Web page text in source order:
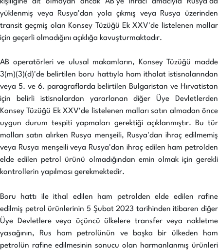
yüklenmiş veya Rusya'dan yola çıkmış veya Rusya üzerinden
transit geçmiş olan Konsey Tüzüğü Ek XXV'de listelenen mallar
için geçerli olmadığını açıklığa kavuşturmaktadır.
AB operatörleri ve ulusal makamların, Konsey Tüzüğü madde
3(m)(3)(d)'de belirtilen boru hattıyla ham ithalat istisnalarından
veya 5. ve 6. paragraflarda belirtilen Bulgaristan ve Hırvatistan
için belirli istisnalardan yararlanan diğer Üye Devletlerden
Konsey Tüzüğü Ek XXV'de listelenen malları satın almadan önce
uygun durum tespiti yapmaları gerektiği açıklanmıştır. Bu tür
malları satın alırken Rusya menşeili, Rusya'dan ihraç edilmemiş
veya Rusya menşeili veya Rusya'dan ihraç edilen ham petrolden
elde edilen petrol ürünü olmadığından emin olmak için gerekli
kontrollerin yapılması gerekmektedir.
Boru hattı ile ithal edilen ham petrolden elde edilen rafine
edilmiş petrol ürünlerinin 5 Şubat 2023 tarihinden itibaren diğer
Üye Devletlere veya üçüncü ülkelere transfer veya nakletme
yasağının, Rus ham petrolünün ve başka bir ülkeden ham
petrolün rafine edilmesinin sonucu olan harmanlanmış ürünleri